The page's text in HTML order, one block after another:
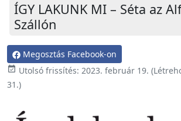
ÍGY LAKUNK MI – Séta az
Szállón
Megosztás Facebook-on
 Utolsó frissítés: 2023. február 19.
31.)